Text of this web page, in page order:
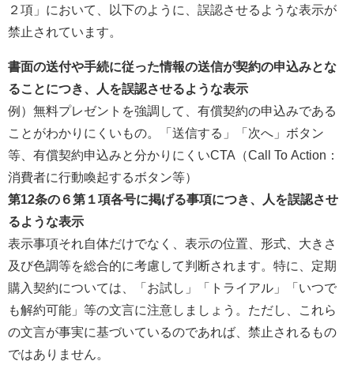
２項」において、以下のように、誤認させるような表示が
禁止されています。
書面の送付や手続に従った情報の送信が契約の申込みとな
ることにつき、人を誤認させるような表示
例）無料プレゼントを強調して、有償契約の申込みである
ことがわかりにくいもの。「送信する」「次へ」ボタン
等、有償契約申込みと分かりにくいCTA（Call To Action：
消費者に行動喚起するボタン等）
第12条の６第１項各号に掲げる事項につき、人を誤認させ
るような表示
表示事項それ自体だけでなく、表示の位置、形式、大きさ
及び色調等を総合的に考慮して判断されます。特に、定期
購入契約については、「お試し」「トライアル」「いつで
も解約可能」等の文言に注意しましょう。ただし、これら
の文言が事実に基づいているのであれば、禁止されるもの
ではありません。